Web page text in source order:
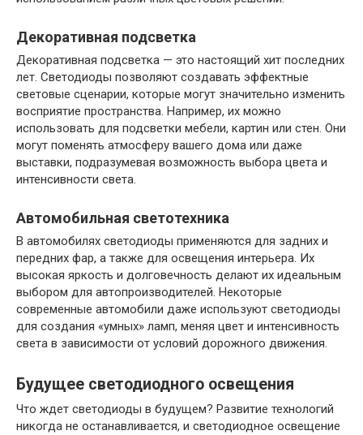
Декоративная подсветка
Декоративная подсветка — это настоящий хит последних
лет. Светодиоды позволяют создавать эффектные
световые сценарии, которые могут значительно изменить
восприятие пространства. Например, их можно
использовать для подсветки мебели, картин или стен. Они
могут поменять атмосферу вашего дома или даже
выставки, подразумевая возможность выбора цвета и
интенсивности света.
Автомобильная светотехника
В автомобилях светодиоды применяются для задних и
передних фар, а также для освещения интерьера. Их
высокая яркость и долговечность делают их идеальным
выбором для автопроизводителей. Некоторые
современные автомобили даже используют светодиоды
для создания «умных» ламп, меняя цвет и интенсивность
света в зависимости от условий дорожного движения.
Будущее светодиодного освещения
Что ждет светодиоды в будущем? Развитие технологий
никогда не останавливается, и светодиодное освещение